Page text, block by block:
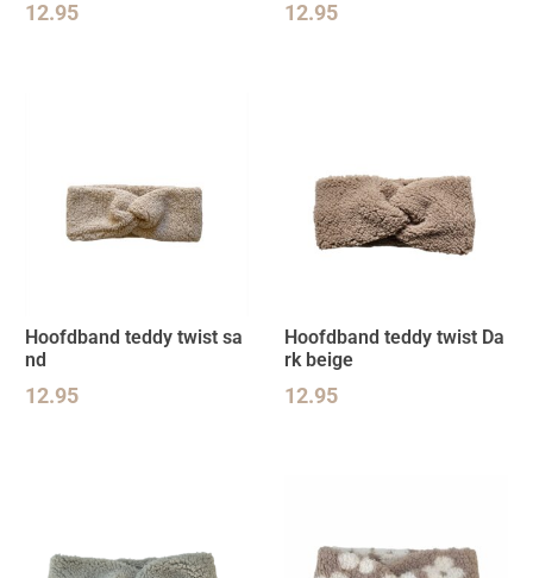
12.95 12.95
Hoofdband teddy twist sa
nd
12.95
Hoofdband teddy twist Da
rk beige
12.95